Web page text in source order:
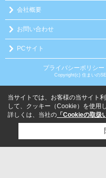
会社概要
お問い合わせ
PCサイト
プライバシーポリシー
Copyright(c) 住まいの
当サイトでは、お客様の当サイト
して、クッキー（Cookie）を使用
詳しくは、当社の 「Cookieの取扱